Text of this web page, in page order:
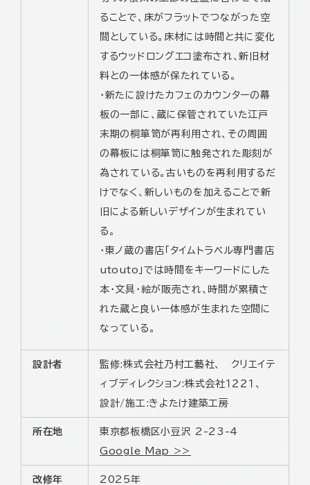
ることで、床がフラットでつながった空
間としている。床材には時間と共に変化
するウッドロングエコ塗布され、新旧材
料との一体感が保たれている。
・新たに設けたカフェのカウンターの幕
板の一部に、蔵に保管されていた江戸
末期の桐箪笥が再利用され、その周囲
の幕板には桐箪笥に触発された彫刻が
為されている。古いものを再利用するだ
けでなく、新しいものを加えることで新
旧による新しいデザインが生まれてい
る。
・東ノ蔵の書店「タイムトラベル専門書店
utouto」では時間をキーワードにした
本・文具・絵が販売され、時間が累積さ
れた蔵と良い一体感が生まれた空間に
なっている。
設計者
監修:株式会社乃村工藝社、 クリエイテ
ィブディレクション:株式会社１２２１、
設計/施工:きよたけ建築工房
所在地
東京都板橋区小豆沢 2-23-4
Google Map >>
改修年 2025年